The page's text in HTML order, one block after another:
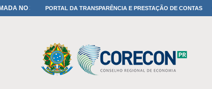
NO 30º ENESULPORTAL DA TRANSPARÊNCIA E PRESTAÇÃO DE CONTAS